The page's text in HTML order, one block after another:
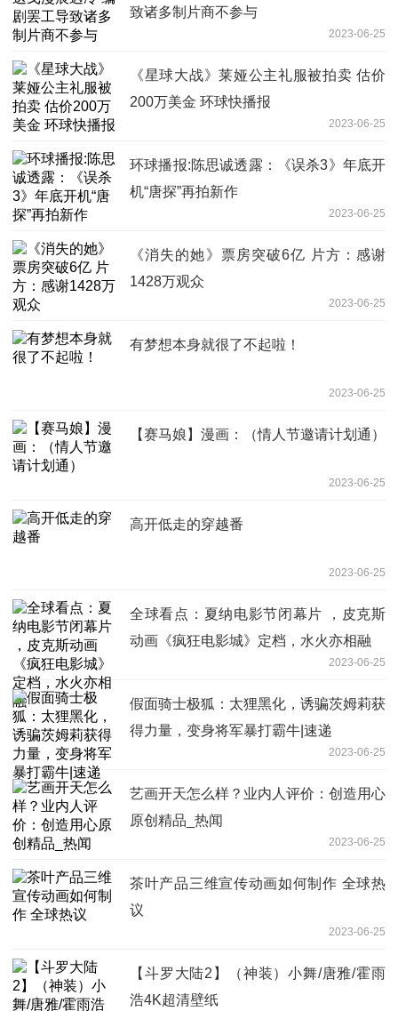
致诸多制片商不参与
2023-06-25
《星球大战》莱娅公主礼服被拍卖 估价
200万美金 环球快播报
2023-06-25
环球播报:陈思诚透露：《误杀3》年底开
机“唐探”再拍新作
2023-06-25
《消失的她》票房突破6亿 片方：感谢
1428万观众
2023-06-25
有梦想本身就很了不起啦！
2023-06-25
【赛马娘】漫画：（情人节邀请计划通）
2023-06-25
高开低走的穿越番
2023-06-25
全球看点：夏纳电影节闭幕片 ，皮克斯
动画《疯狂电影城》定档，水火亦相融
2023-06-25
假面骑士极狐：太狸黑化，诱骗茨姆莉获
得力量，变身将军暴打霸牛|速递
2023-06-25
艺画开天怎么样？业内人评价：创造用心
原创精品_热闻
2023-06-25
茶叶产品三维宣传动画如何制作 全球热
议
2023-06-25
【斗罗大陆2】（神装）小舞/唐雅/霍雨
浩4K超清壁纸